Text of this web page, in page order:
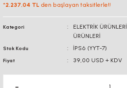
*2.237,04 TL den başlayan taksitlerle!!
Kategori ELEKTRİK ÜRÜNLERİ
ÜRÜNLERİ
Stok Kodu İPS6 (YYT-7)
Fiyat 39,00 USD + KDV